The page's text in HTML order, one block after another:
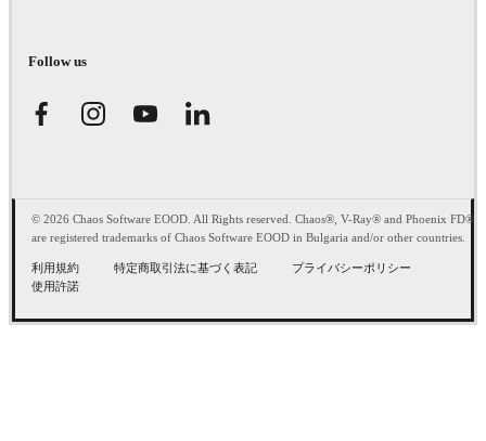
Follow us
© 2026 Chaos Software EOOD. All Rights reserved. Chaos®, V-Ray® and Phoenix FD®
are registered trademarks of Chaos Software EOOD in Bulgaria and/or other countries.
利用規約 特定商取引法に基づく表記
プライバシーポリシー
使用許諾